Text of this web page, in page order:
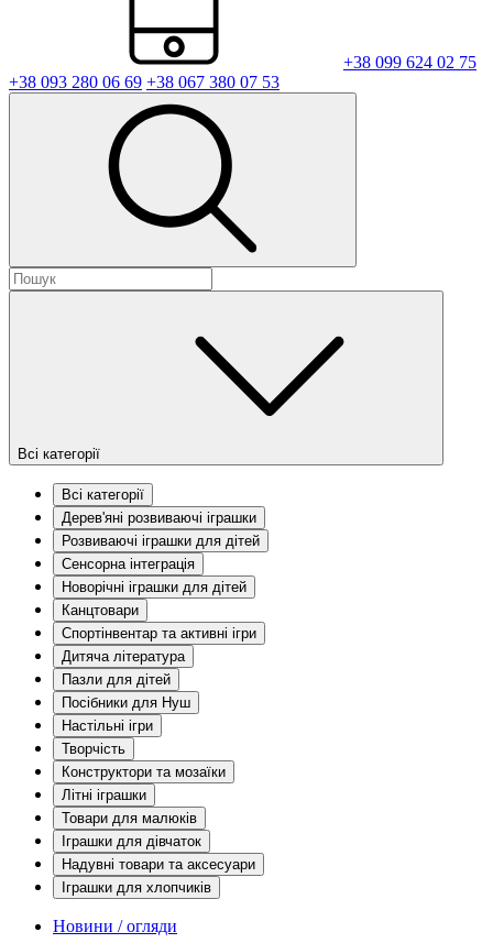
+38 099 624 02 75
+38 093 280 06 69 +38 067 380 07 53
Всі категорії
Всі категорії
Дерев'яні розвиваючі іграшки
Розвиваючі іграшки для дітей
Сенсорна інтеграція
Новорічні іграшки для дітей
Канцтовари
Спортінвентар та активні ігри
Дитяча література
Пазли для дітей
Посібники для Нуш
Настільні ігри
Творчість
Конструктори та мозаїки
Літні іграшки
Товари для малюків
Іграшки для дівчаток
Надувні товари та аксесуари
Іграшки для хлопчиків
Новини / огляди